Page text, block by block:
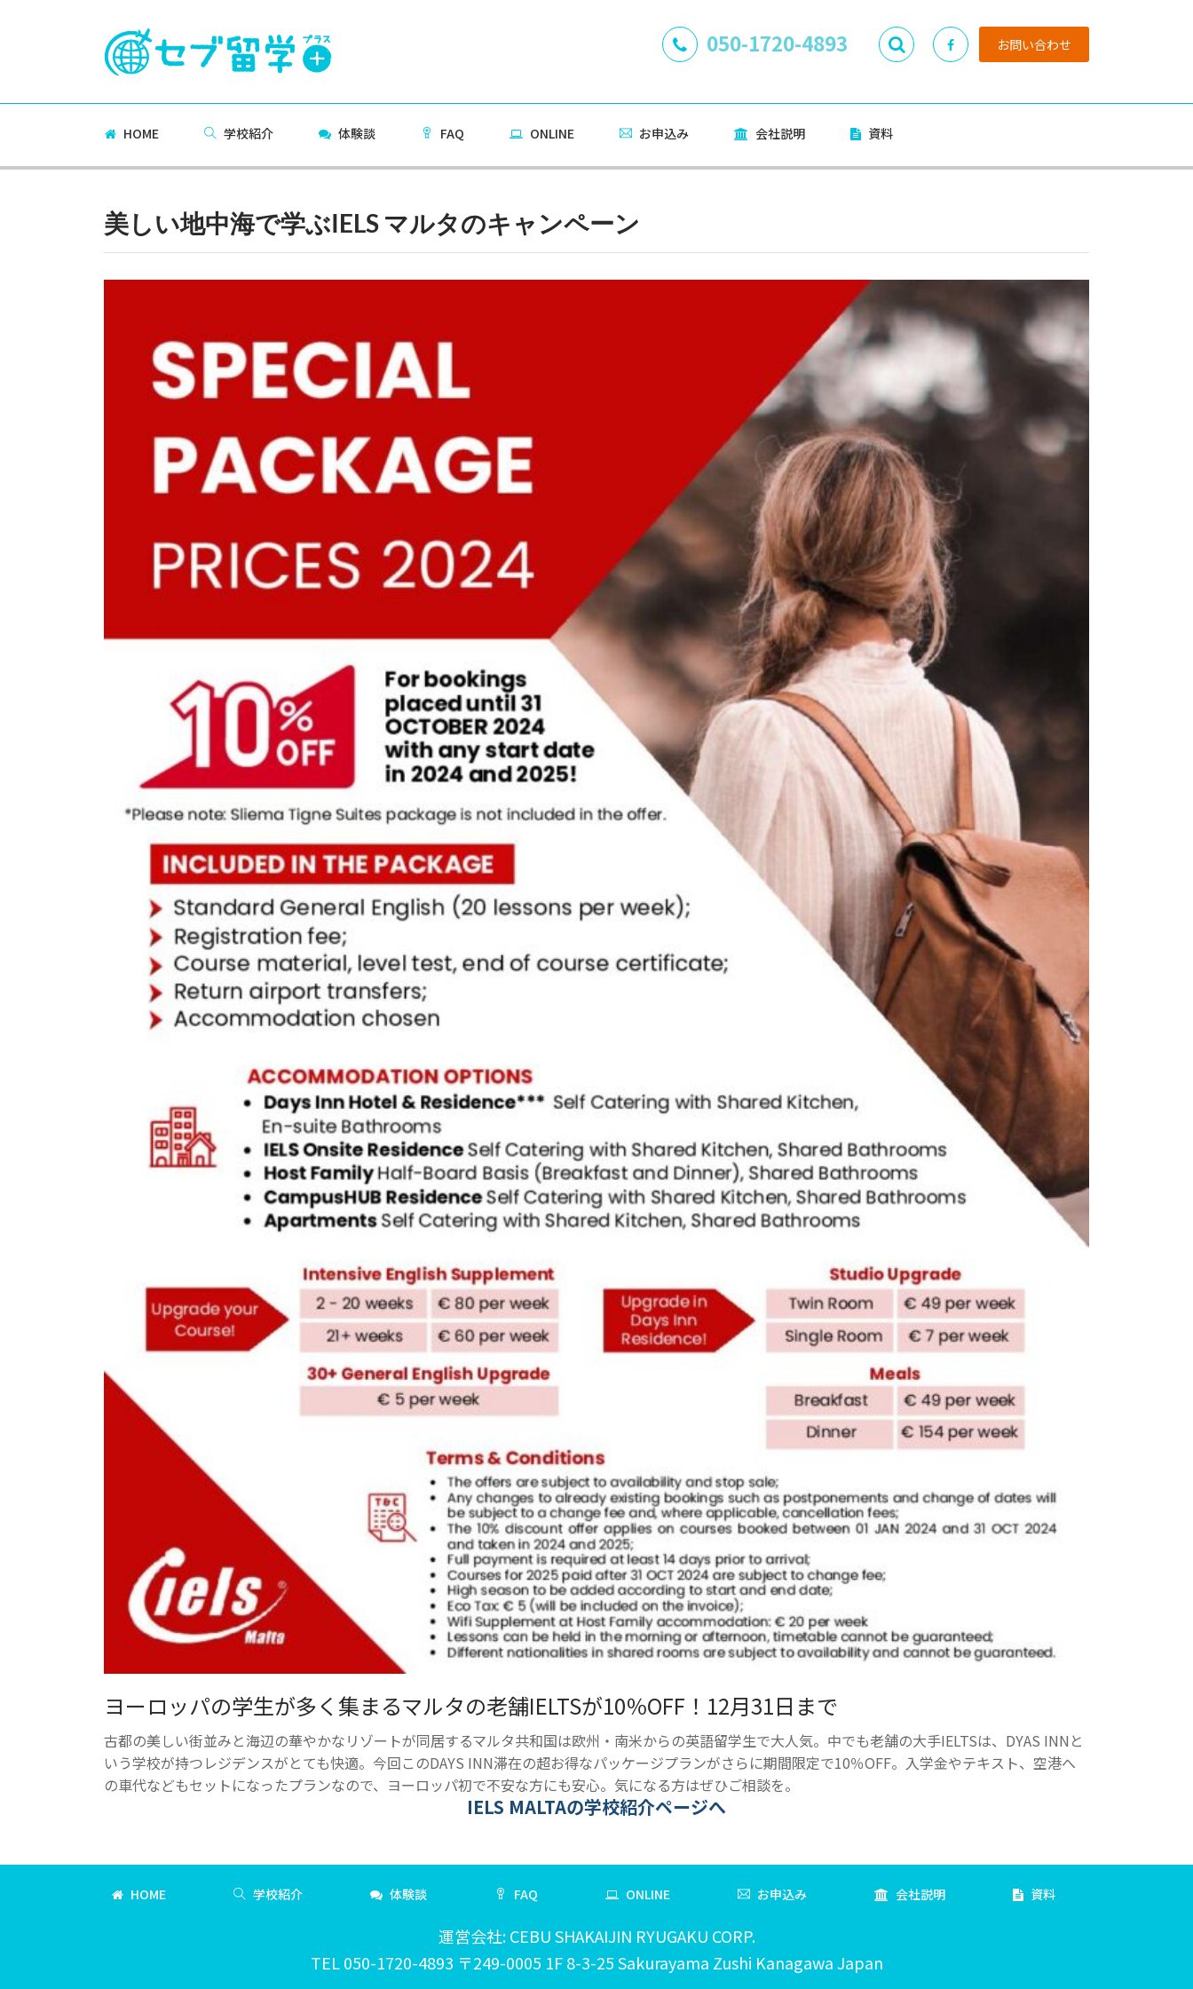
050-1720-4893 お問い合わせ
HOME 学校紹介 体験談 FAQ ONLINE お申込み 会社説明 資料
美しい地中海で学ぶIELS マルタのキャンペーン
ヨーロッパの学生が多く集まるマルタの老舗IELTSが10％OFF！12月31日まで
古都の美しい街並みと海辺の華やかなリゾートが同居するマルタ共和国は欧州・南米からの英語留学生で大人気。中でも老舗の大手IELTSは、DYAS INNと
いう学校が持つレジデンスがとても快適。今回このDAYS INN滞在の超お得なパッケージプランがさらに期間限定で10％OFF。入学金やテキスト、空港へ
の車代などもセットになったプランなので、ヨーロッパ初で不安な方にも安心。気になる方はぜひご相談を。
IELS MALTAの学校紹介ページへ
HOME 学校紹介 体験談 FAQ ONLINE お申込み 会社説明 資料
運営会社: CEBU SHAKAIJIN RYUGAKU CORP.
TEL 050-1720-4893 〒249-0005 1F 8-3-25 Sakurayama Zushi Kanagawa Japan